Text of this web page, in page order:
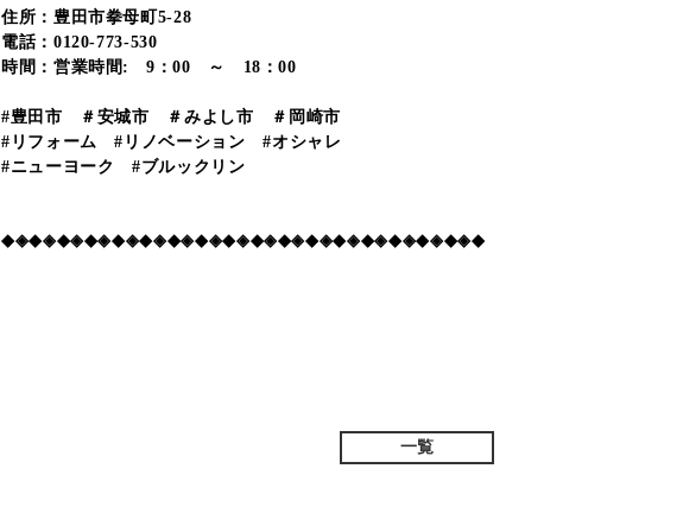
住所：豊田市拳母町5-28
電話：0120-773-530
時間：営業時間: 9：00 ～ 18：00
#豊田市 ＃安城市 ＃みよし市 ＃岡崎市
#リフォーム #リノベーション #オシャレ
#ニューヨーク #ブルックリン
◆◈◆◈◆◈◆◈◆◈◆◈◆◈◆◈◆◈◆◈◆◈◆◈◆◈◆◈◆◈◆◈◆◈◆
一覧